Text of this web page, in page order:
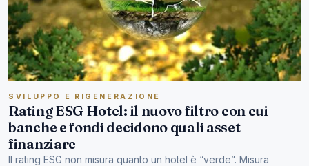
SVILUPPO E RIGENERAZIONE
Rating ESG Hotel: il nuovo filtro con cui
banche e fondi decidono quali asset
finanziare
Il rating ESG non misura quanto un hotel è “verde”. Misura